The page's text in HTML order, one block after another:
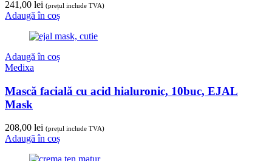
241,00 lei (prețul include TVA)
Adaugă în coș
Adaugă în coș
Medixa
Mască facială cu acid hialuronic, 10buc, EJAL
Mask
208,00 lei (prețul include TVA)
Adaugă în coș